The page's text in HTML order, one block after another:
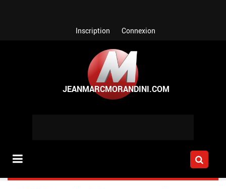
Inscription Connexion